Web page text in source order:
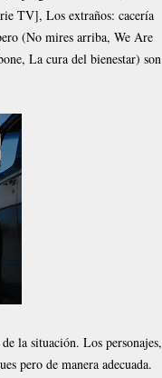
TV], Los extraños: cacería
(No mires arriba, We Are
La cura del bienestar) son
la situación. Los personajes,
pero de manera adecuada.